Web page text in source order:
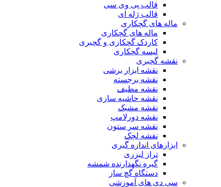
قالب پی وی سی
قالب ژله ای
ماله های گچکاری
ماله های گچکاری
کاردک گچکاری و گچبری
لیسه گچکاری
نقشه گچبری
نقشه ابزار برشی
نقشه برجسته
نقشه مطیف
نقشه حاشیه سازی
نقشه مشبک
نقشه دورلامپ
نقشه سر ستون
نقشه لچک
ابزارهای اندازه گیری
تراز لیزری
گیره نگهدارنده شمشه
دستگاه گچ ساز
سی دی های آموزشی